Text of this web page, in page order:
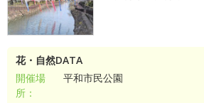
花・自然DATA
開催場
所：
平和市民公園